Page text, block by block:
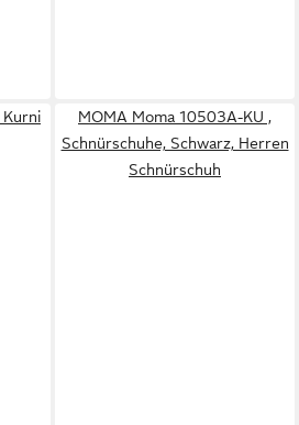
Kurni
MOMA Moma 10503A-KU ,
Schnürschuhe, Schwarz, Herren
Schnürschuh